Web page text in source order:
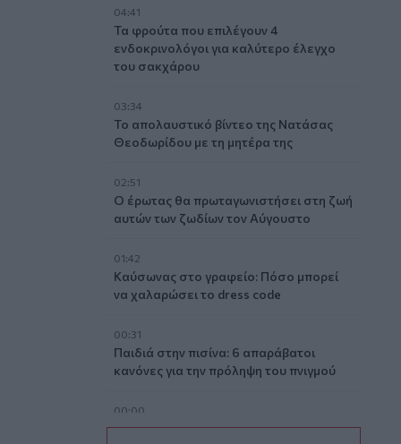
04:41
Τα φρούτα που επιλέγουν 4
ενδοκρινολόγοι για καλύτερο έλεγχο
του σακχάρου
03:34
Το απολαυστικό βίντεο της Νατάσας
Θεοδωρίδου με τη μητέρα της
02:51
Ο έρωτας θα πρωταγωνιστήσει στη ζωή
αυτών των ζωδίων τον Αύγουστο
01:42
Καύσωνας στο γραφείο: Πόσο μπορεί
να χαλαρώσει το dress code
00:31
Παιδιά στην πισίνα: 6 απαράβατοι
κανόνες για την πρόληψη του πνιγμού
00:00
Ανατριχιαστικό βίντεο από τον σεισμό